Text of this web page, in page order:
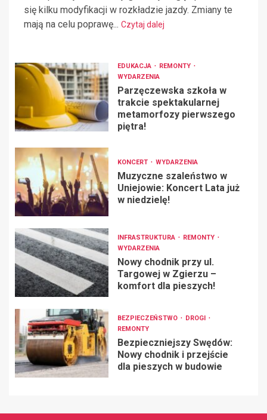
się kilku modyfikacji w rozkładzie jazdy. Zmiany te
mają na celu poprawę... Czytaj dalej
EDUKACJA
REMONTY
WYDARZENIA
Parzęczewska szkoła w
trakcie spektakularnej
metamorfozy pierwszego
piętra!
KONCERT WYDARZENIA
Muzyczne szaleństwo w
Uniejowie: Koncert Lata już
w niedzielę!
INFRASTRUKTURA
REMONTY
WYDARZENIA
Nowy chodnik przy ul.
Targowej w Zgierzu –
komfort dla pieszych!
BEZPIECZEŃSTWO
DROGI
REMONTY
Bezpieczniejszy Swędów:
Nowy chodnik i przejście
dla pieszych w budowie